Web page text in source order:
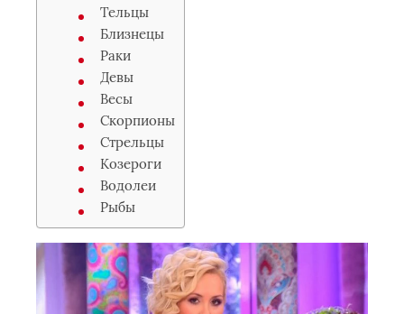
Тельцы
Близнецы
Раки
Девы
Весы
Скорпионы
Стрельцы
Козероги
Водолеи
Рыбы